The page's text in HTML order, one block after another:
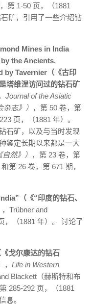
第 1-50 页，（1881
矿，引用了一些介绍钻
Mines in India
the Ancients,
by Tavernier（《古印
塔维涅访问过的钻石矿
Journal of the Asiatic
志》） ，第 50 卷，第
页，（1881 年）。
石矿，以及与当时发现
鉴定长期以来都是一大
然》） ，第 23 卷，第
第 26 卷，第 671 期，
（《“印度的钻石、
Trübner and
，（1881 年）。 讨论了
戈尔康达的钻石
Life in Western
Blackett（赫斯特和布
285-292 页，（1881
息。